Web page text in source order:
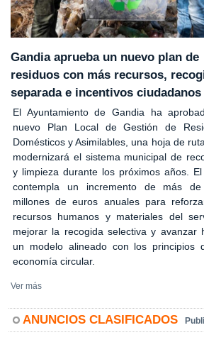
Gandia aprueba un nuevo plan de
residuos con más recursos,
separada e incentivos ciudadanos
El Ayuntamiento de Gandia ha
nuevo Plan Local de Gestión de
Domésticos y Asimilables, una hoja de
modernizará el sistema municipal de
y limpieza durante los próximos años. El
contempla un incremento de más
millones de euros anuales para
recursos humanos y materiales del
mejorar la recogida selectiva y avanzar
un modelo alineado con los principios
economía circular.
Ver más
ANUNCIOS CLASIFICADOS